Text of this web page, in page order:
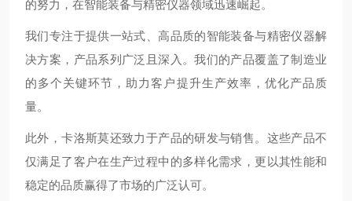
的努力，在智能装备与精密仪器领域迅速崛起。
我们专注于提供一站式、高品质的智能装备与精密仪器解
决方案，产品系列广泛且深入。我们的产品覆盖了制造业
的多个关键环节，助力客户提升生产效率，优化产品质
量。
此外，卡洛斯莫还致力于产品的研发与销售。这些产品不
仅满足了客户在生产过程中的多样化需求，更以其性能和
稳定的品质赢得了市场的广泛认可。